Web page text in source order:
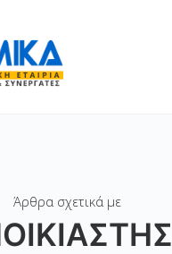
Άρθρα σχετικά με